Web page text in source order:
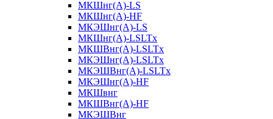
МКШнг(А)-LS
МКШнг(А)-HF
МКЭШнг(А)-LS
МКШнг(А)-LSLTx
МКШВнг(A)-LSLTx
МКЭШнг(А)-LSLTx
МКЭШВнг(A)-LSLTx
МКЭШнг(А)-HF
МКШвнг
МКШВнг(А)-HF
МКЭШВнг